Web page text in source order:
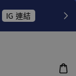
IG 連結